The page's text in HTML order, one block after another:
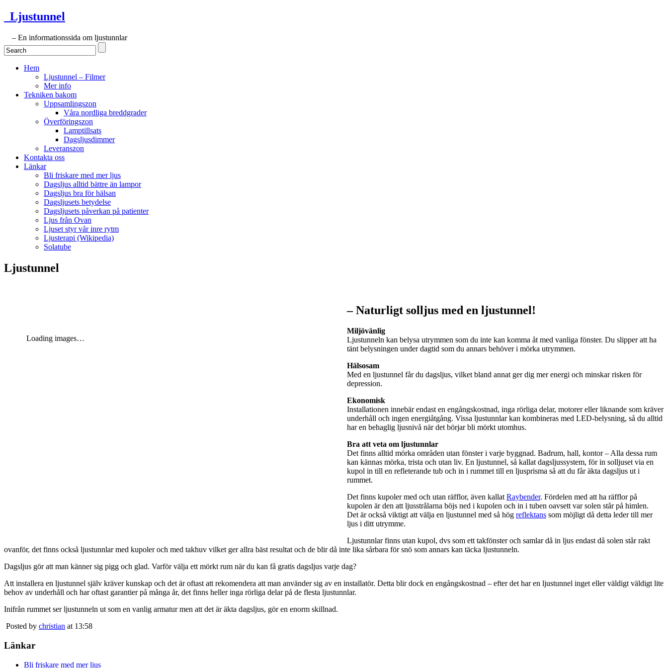
Ljustunnel
– En informationssida om ljustunnlar
Hem
Ljustunnel – Filmer
Mer info
Tekniken bakom
Uppsamlingszon
Våra nordliga breddgrader
Överföringszon
Lamptillsats
Dagsljusdimmer
Leveranszon
Kontakta oss
Länkar
Bli friskare med mer ljus
Dagsljus alltid bättre än lampor
Dagsljus bra för hälsan
Dagsljusets betydelse
Dagsljusets påverkan på patienter
Ljus från Ovan
Ljuset styr vår inre rytm
Ljusterapi (Wikipedia)
Solatube
Ljustunnel
Loading images…
– Naturligt solljus med en ljustunnel!
Miljövänlig
Ljustunneln kan belysa utrymmen som du inte kan komma åt med vanliga fönster. Du slipper att ha
tänt belysningen under dagtid som du annars behöver i mörka utrymmen.
Hälsosam
Med en ljustunnel får du dagsljus, vilket bland annat ger dig mer energi och minskar risken för
depression.
Ekonomisk
Installationen innebär endast en engångskostnad, inga rörliga delar, motorer eller liknande som kräver
underhåll och ingen energiåtgång. Vissa ljustunnlar kan kombineras med LED-belysning, så du alltid
har en behaglig ljusnivå när det börjar bli mörkt utomhus.
Bra att veta om ljustunnlar
Det finns alltid mörka områden utan fönster i varje byggnad. Badrum, hall, kontor – Alla dessa rum
kan kännas mörka, trista och utan liv. En ljustunnel, så kallat dagsljussystem, för in solljuset via en
kupol in till en refleterande tub och in i rummet till en ljusprisma så att du får äkta dagsljus ut i
rummet.
Det finns kupoler med och utan räfflor, även kallatRaybender. Fördelen med att ha räfflor på
kupolen är den att ljusstrålarna böjs ned i kupolen och in i tuben oavsett var solen står på himlen.
Det är också viktigt att välja en ljustunnel med så hög reflektans som möjligt då detta leder till mer
ljus i ditt utrymme.
Ljustunnlar finns utan kupol, dvs som ett takfönster och samlar då in ljus endast då solen står rakt
ovanför, det finns också ljustunnlar med kupoler och med takhuv vilket ger allra bäst resultat och de blir då inte lika sårbara för snö som annars kan täcka ljustunneln.
Dagsljus gör att man känner sig pigg och glad. Varför välja ett mörkt rum när du kan få gratis dagsljus varje dag?
Att installera en ljustunnel själv kräver kunskap och det är oftast att rekomendera att man använder sig av en installatör. Detta blir dock en engångskostnad – efter det har en ljustunnel inget eller väldigt väldigt lite
behov av underhåll och har oftast garantier på många år, det finns heller inga rörliga delar på de flesta ljustunnlar.
Inifrån rummet ser ljustunneln ut som en vanlig armatur men att det är äkta dagsljus, gör en enorm skillnad.
Posted by christian at 13:58
Länkar
Bli friskare med mer ljus